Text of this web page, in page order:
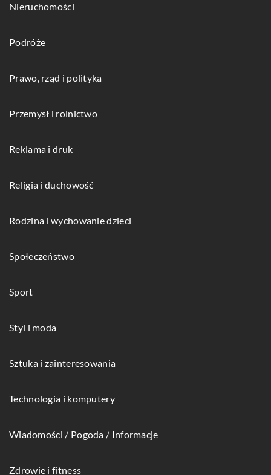
Nieruchomości
Podróże
Prawo, rząd i polityka
Przemysł i rolnictwo
Reklama i druk
Religia i duchowość
Rodzina i wychowanie dzieci
Społeczeństwo
Sport
Styl i moda
Sztuka i zainteresowania
Technologia i komputery
Wiadomości / Pogoda / Informacje
Zdrowie i fitness